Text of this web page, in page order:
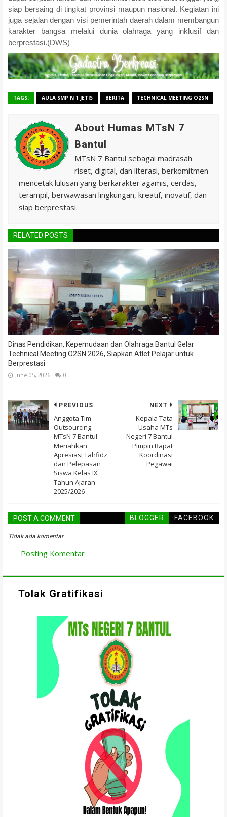
siap bersaing di tingkat provinsi maupun nasional. Kegiatan ini
juga sejalan dengan visi pemerintah daerah dalam membangun
karakter bangsa melalui dunia olahraga yang inklusif dan
berprestasi.(DWS)
TAGS: AULA SMP N 1 JETIS BERITA TECHNICAL MEETING O2SN
About Humas MTsN 7
Bantul
MTsN 7 Bantul sebagai madrasah
riset, digital, dan literasi, berkomitmen
mencetak lulusan yang berkarakter agamis, cerdas,
terampil, berwawasan lingkungan, kreatif, inovatif, dan
siap berprestasi.
RELATED POSTS
Dinas Pendidikan, Kepemudaan dan Olahraga Bantul Gelar
Technical Meeting O2SN 2026, Siapkan Atlet Pelajar untuk
Berprestasi
June 05, 2026 0
NEXT
Kepala Tata
Usaha MTs
Negeri 7 Bantul
Pimpin Rapat
Koordinasi
Pegawai
PREVIOUS
Anggota Tim
Outsourcing
MTsN 7 Bantul
Meriahkan
Apresiasi Tahfidz
dan Pelepasan
Siswa Kelas IX
Tahun Ajaran
2025/2026
POST A COMMENT BLOGGER FACEBOOK
Tidak ada komentar
Posting Komentar
Tolak Gratifikasi